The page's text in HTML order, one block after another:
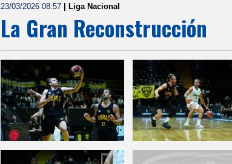
23/03/2026 08:57 | Liga Nacional
La Gran Reconstrucción